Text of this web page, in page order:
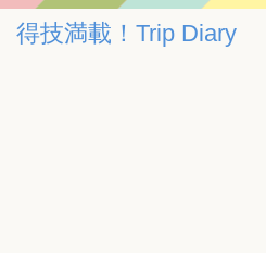
得技満載！Trip Diary